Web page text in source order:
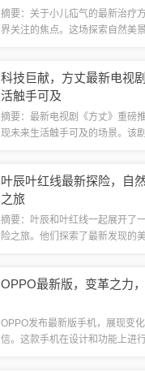
摘要：关于小儿疝气的最新治疗
界关注的焦点。这场探索自然美
过融合自然与医疗，助力孩子们
科技巨献，方丈最新电视
活触手可及
摘要：最新电视剧《方丈》重磅
现未来生活触手可及的场景。该
给未来生活带来的无限可能，感
叶辰叶红线最新探险，自
之旅
摘要：叶辰和叶红线一起展开了
险之旅。他们探索了最新发现的
秘，也让他们更加热爱和珍惜自
OPPO最新版，变革之力
OPPO发布最新版手机，展现变
信。这款手机在设计和功能上进